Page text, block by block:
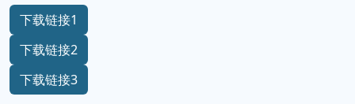
下载链接1
下载链接2
下载链接3